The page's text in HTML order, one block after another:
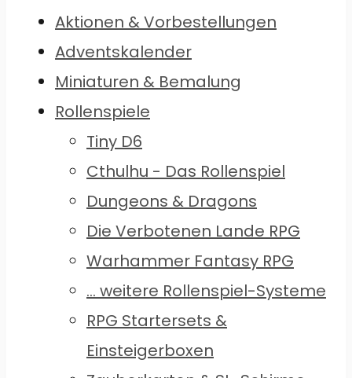
Aktionen & Vorbestellungen
Adventskalender
Miniaturen & Bemalung
Rollenspiele
Tiny D6
Cthulhu - Das Rollenspiel
Dungeons & Dragons
Die Verbotenen Lande RPG
Warhammer Fantasy RPG
... weitere Rollenspiel-Systeme
RPG Startersets &
Einsteigerboxen